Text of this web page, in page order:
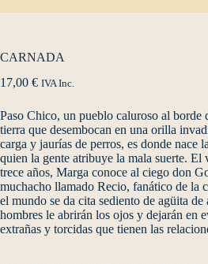
CARNADA
17,00 € IVA Inc.
Paso Chico, un pueblo caluroso al borde
tierra que desembocan en una orilla
carga y jaurías de perros, es donde nace
quien la gente atribuye la mala suerte. El
trece años, Marga conoce al ciego don
muchacho llamado Recio, fanático de la
el mundo se da cita sediento de agüita de
hombres le abrirán los ojos y dejarán en
extrañas y torcidas que tienen las